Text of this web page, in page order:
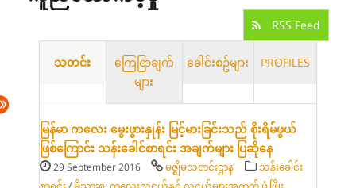
RSS Feed
သတင်း
ကြေငြာချက်
များ
ခေါင်းစဥ်များ PROFILES
မြန်မာ ကလေး မွေးဖွားနှုန်း မြင့်မားခြင်းသည် စိုးရိမ်ဖွယ်
ဖြစ်ကြောင်း သန်းခေါင်စာရင်း အချက်များ ပြဆိုနေ
29 September 2016 မဇ္ဈိမသတင်းဌာန
သန်းခေါင်း